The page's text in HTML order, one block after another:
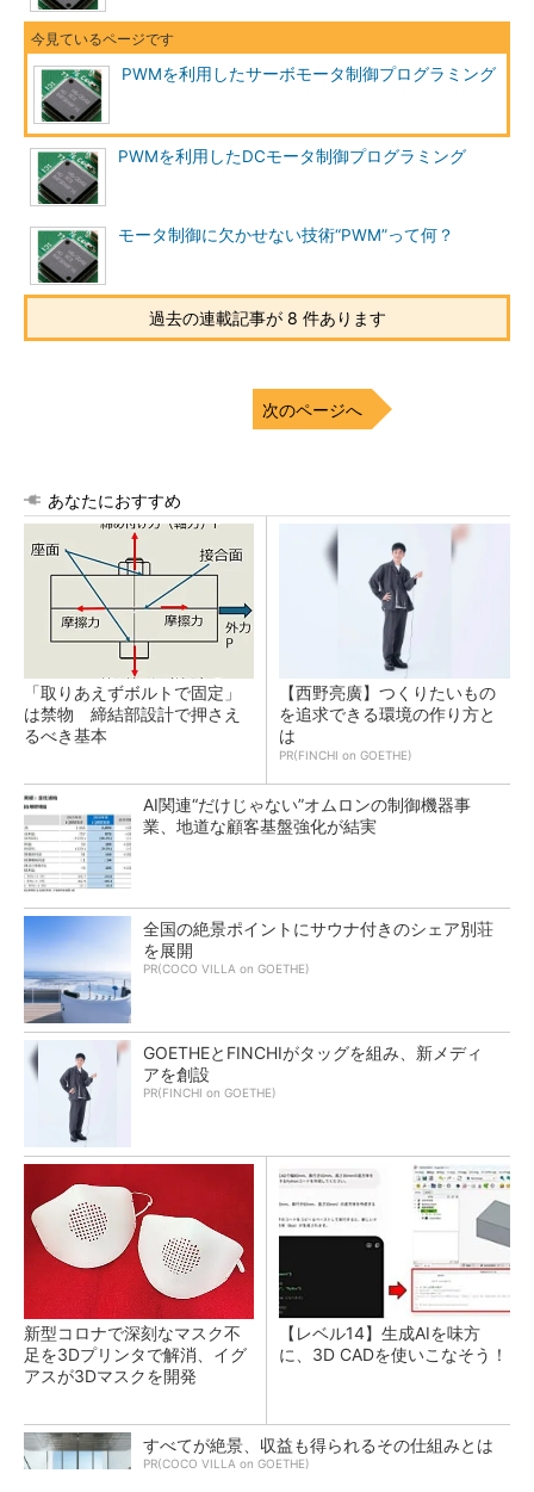
PWMを利用したサーボモータ制御プログラミング
PWMを利用したDCモータ制御プログラミング
モータ制御に欠かせない技術“PWM”って何？
過去の連載記事が 8 件あります
次のページへ
あなたにおすすめ
「取りあえずボルトで固定」
は禁物 締結部設計で押さえ
るべき基本
【西野亮廣】つくりたいもの
を追求できる環境の作り方と
は
PR(FINCHI on GOETHE)
AI関連“だけじゃない”オムロンの制御機器事
業、地道な顧客基盤強化が結実
全国の絶景ポイントにサウナ付きのシェア別荘
を展開
PR(COCO VILLA on GOETHE)
GOETHEとFINCHIがタッグを組み、新メディ
アを創設
PR(FINCHI on GOETHE)
新型コロナで深刻なマスク不
足を3Dプリンタで解消、イグ
アスが3Dマスクを開発
【レベル14】生成AIを味方
に、3D CADを使いこなそう！
すべてが絶景、収益も得られるその仕組みとは
PR(COCO VILLA on GOETHE)